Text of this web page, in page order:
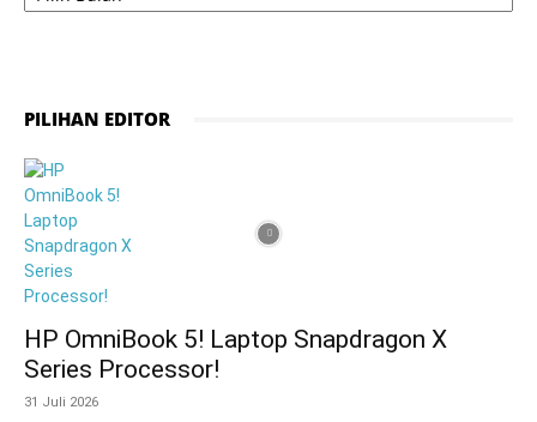
PILIHAN EDITOR
HP OmniBook 5! Laptop Snapdragon X
Series Processor!
31 Juli 2026